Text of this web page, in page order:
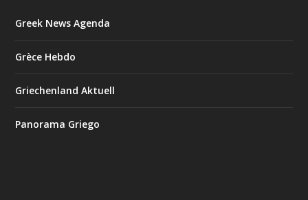
Greek News Agenda
Grèce Hebdo
Griechenland Aktuell
Panorama Griego